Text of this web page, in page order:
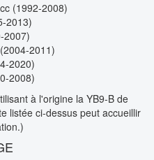
(1992-2008)
2013)
2007)
2011)
2020)
2008)
à l'origine la YB9-B de
listée ci-dessus peut accueillir